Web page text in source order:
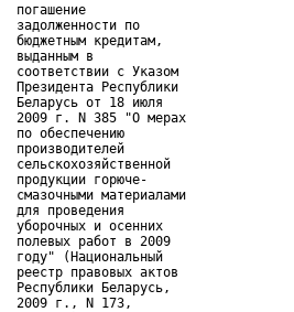
  погашение
  задолженности по
  бюджетным кредитам,
  выданным в
  соответствии с Указом
  Президента Республики
  Беларусь от 18 июля
  2009 г. N 385 "О мерах
  по обеспечению
  производителей
  сельскохозяйственной
  продукции горюче-
  смазочными материалами
  для проведения
  уборочных и осенних
  полевых работ в 2009
  году" (Национальный
  реестр правовых актов
  Республики Беларусь,
  2009 г., N 173,